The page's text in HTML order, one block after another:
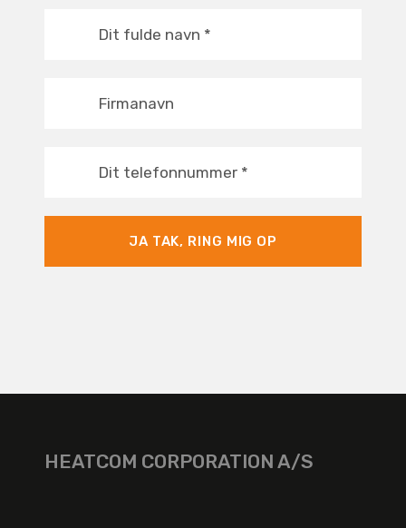
Dit fulde navn *
Firmanavn
Dit telefonnummer *
JA TAK, RING MIG OP
HEATCOM CORPORATION A/S